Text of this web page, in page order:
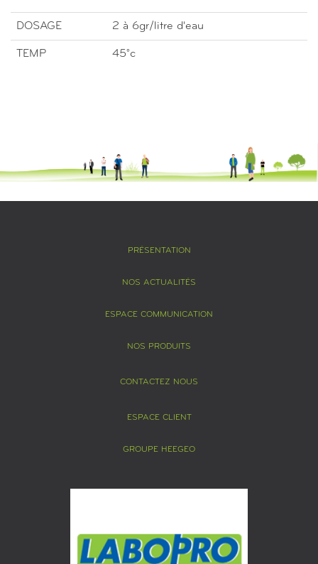
DOSAGE 2 à 6gr/litre d'eau
TEMP 45°c
PRÉSENTATION
NOS ACTUALITÉS
ESPACE COMMUNICATION
NOS PRODUITS
CONTACTEZ NOUS
ESPACE CLIENT
GROUPE HEEGEO